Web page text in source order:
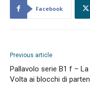
Facebook
Previous article
Pallavolo serie B1 f – La
Volta ai blocchi di